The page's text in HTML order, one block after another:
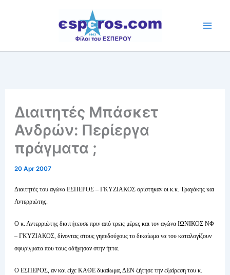
Διαιτητές Μπάσκετ
Ανδρών: Περίεργα
πράγματα ;
20 Apr 2007
Διαιτητές του αγώνα ΕΣΠΕΡΟΣ – ΓΚΥΖΙΑΚΟΣ ορίστηκαν οι κ.κ. Τραγάκης και
Αντερριώτης.
Ο κ. Αντερριώτης διαιτήτευσε πριν από τρεις μέρες και τον αγώνα ΙΩΝΙΚΟΣ ΝΦ
– ΓΚΥΖΙΑΚΟΣ, δίνοντας στους γηπεδούχους το δικαίωμα να του καταλογίζουν
σφυρίγματα που τους οδήγησαν στην ήττα.
Ο ΕΣΠΕΡΟΣ, αν και είχε ΚΑΘΕ δικαίωμα, ΔΕΝ ζήτησε την εξαίρεση του κ.